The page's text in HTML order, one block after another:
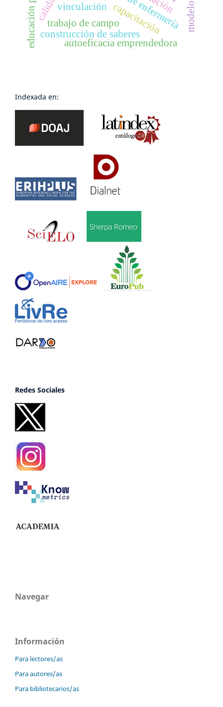
vinculación capacitación
trabajo de campo
construcción de saberes
autoeficacia emprendedora
Indexada en:
Redes Sociales
Navegar
Información
Para lectores/as
Para autores/as
Para bibliotecarios/as